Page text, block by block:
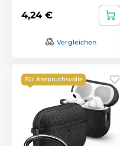
4,24 €
Vergleichen
Für Anspruchsvolle